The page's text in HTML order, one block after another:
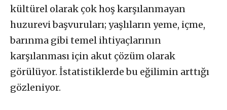
kültürel olarak çok hoş karşılanmayan
huzurevi başvuruları; yaşlıların yeme, içme,
barınma gibi temel ihtiyaçlarının
karşılanması için akut çözüm olarak
görülüyor. İstatistiklerde bu eğilimin arttığı
gözleniyor.